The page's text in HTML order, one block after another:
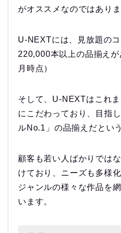
がオススメなのではありま
U-NEXTには、見放題の
220,000本以上の品揃え
月時点）
そして、U-NEXTはこれ
にこだわっており、目指
ルNo.1」の品揃えだとい
顧客も若い人ばかりでは
けており、ニーズも多様
ジャンルの様々な作品を
います。